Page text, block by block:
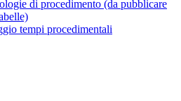
di procedimento (da pubblicare
tempi procedimentali